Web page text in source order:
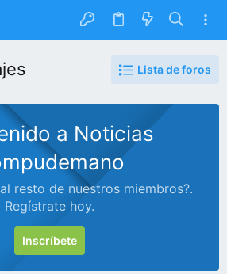
Lista de foros
a Noticias
resto de nuestros miembros?.
Regístrate hoy.
Inscríbete